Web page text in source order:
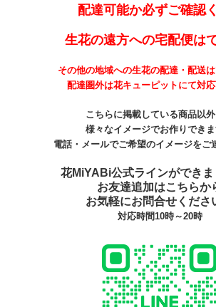
配達可能か必ずご確認
生花の遠方への宅配便は
その他の地域への生花の配達・配送
配達圏外は花キューピットにて対
こちらに掲載している商品以
様々なイメージでお作りできま
電話・メールでご希望のイメージをご
花MiYABi公式ラインができま
お友達追加はこちらか
お気軽にお問合せくださ
対応時間10時～20時